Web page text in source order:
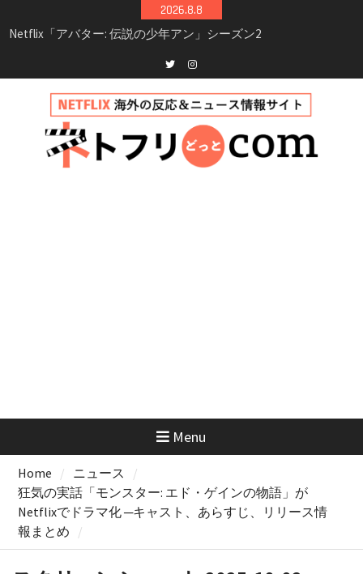
to
2026.8.8
シーズン3最新情報
Netflix映画「ボイスメールで恋をして」キャス
イッチ主演ロマコメ
新決定！2027年撮影開始へ
兄弟大騒動のコメディ映画「リトル・ブラザ
ー」がNetflixで配信！─キャスト・あらすじ・
見どころまとめ
Twitterinstagram
Menu
Home
ニュース
狂気の実話「モンスター: エド・ゲインの物語」が
Netflixでドラマ化 ─キャスト、あらすじ、リリース情
報まとめ